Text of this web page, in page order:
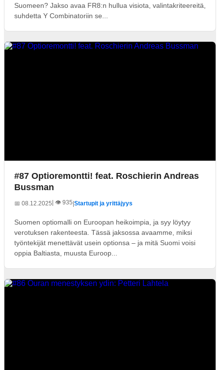
Suomeen? Jakso avaa FR8:n hullua visiota, valintakriteereitä,
suhdetta Y Combinatoriin se...
#87 Optioremontti! feat. Roschierin Andreas
Bussman
📅 08.12.2025 | 👁️ 935|Startupit ja yrittäjyys
Suomen optiomalli on Euroopan heikoimpia, ja syy löytyy
verotuksen rakenteesta. Tässä jaksossa avaamme, miksi
työntekijät menettävät usein optionsa – ja mitä Suomi voisi
oppia Baltiasta, muusta Euroop...